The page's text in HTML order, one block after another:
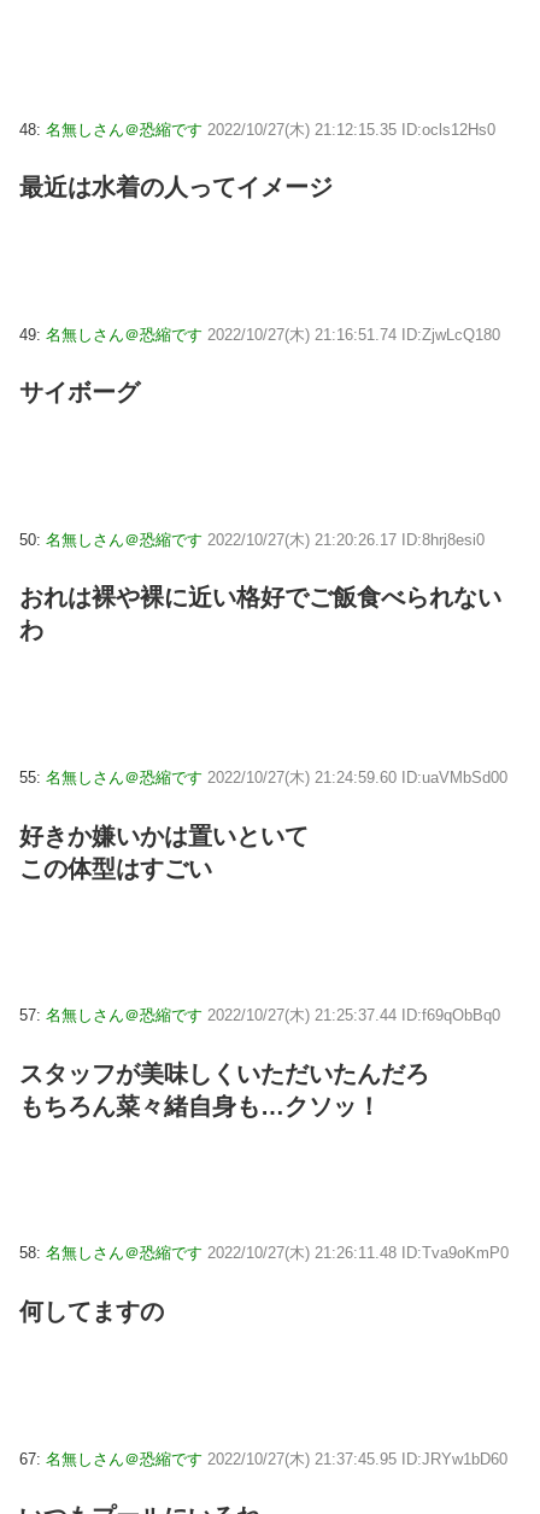
48: 名無しさん＠恐縮です 2022/10/27(木) 21:12:15.35 ID:ocls12Hs0
最近は水着の人ってイメージ
49: 名無しさん＠恐縮です 2022/10/27(木) 21:16:51.74 ID:ZjwLcQ180
サイボーグ
50: 名無しさん＠恐縮です 2022/10/27(木) 21:20:26.17 ID:8hrj8esi0
おれは裸や裸に近い格好でご飯食べられない
わ
55: 名無しさん＠恐縮です 2022/10/27(木) 21:24:59.60 ID:uaVMbSd00
好きか嫌いかは置いといて
この体型はすごい
57: 名無しさん＠恐縮です 2022/10/27(木) 21:25:37.44 ID:f69qObBq0
スタッフが美味しくいただいたんだろ
もちろん菜々緒自身も…クソッ！
58: 名無しさん＠恐縮です 2022/10/27(木) 21:26:11.48 ID:Tva9oKmP0
何してますの
67: 名無しさん＠恐縮です 2022/10/27(木) 21:37:45.95 ID:JRYw1bD60